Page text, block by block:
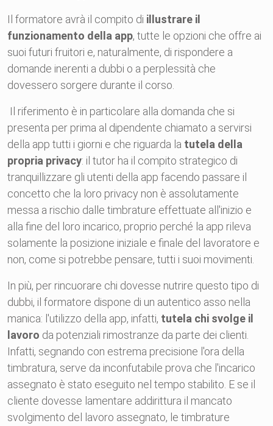
Il formatore avrà il compito di illustrare il
funzionamento della app, tutte le opzioni che offre ai
suoi futuri fruitori e, naturalmente, di rispondere a
domande inerenti a dubbi o a perplessità che
dovessero sorgere durante il corso.
Il riferimento è in particolare alla domanda che si
presenta per prima al dipendente chiamato a servirsi
della app tutti i giorni e che riguarda la tutela della
propria privacy: il tutor ha il compito strategico di
tranquillizzare gli utenti della app facendo passare il
concetto che la loro privacy non è assolutamente
messa a rischio dalle timbrature effettuate all'inizio e
alla fine del loro incarico, proprio perché la app rileva
solamente la posizione iniziale e finale del lavoratore e
non, come si potrebbe pensare, tutti i suoi movimenti.
In più, per rincuorare chi dovesse nutrire questo tipo di
dubbi, il formatore dispone di un autentico asso nella
manica: l'utilizzo della app, infatti, tutela chi svolge il
lavoro da potenziali rimostranze da parte dei clienti.
Infatti, segnando con estrema precisione l'ora della
timbratura, serve da inconfutabile prova che l'incarico
assegnato è stato eseguito nel tempo stabilito. E se il
cliente dovesse lamentare addirittura il mancato
svolgimento del lavoro assegnato, le timbrature